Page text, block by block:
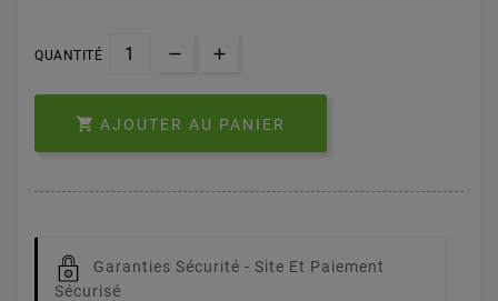
QUANTITÉ
 AJOUTER AU PANIER
Garanties Sécurité - Site Et Paiement
Sécurisé